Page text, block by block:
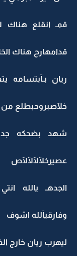
قمـ انقلع
قدامهارح هناك
ريان بـآبتسامه
خلآصبروحبطلع من
شهد بضحكه
عصيرخلآلآلآلآص
الجدهـ يالله
وفارقيآلله اشوف
ليهرب ريان خارج